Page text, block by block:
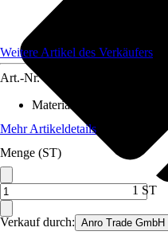
Verkauf durch: Anro Trade GmbH
Weitere Artikel des Verkäufers
Art.-Nr.
Material
Mehr Artikeldetails
Menge (ST)
1 ST